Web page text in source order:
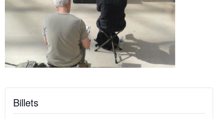
Billets